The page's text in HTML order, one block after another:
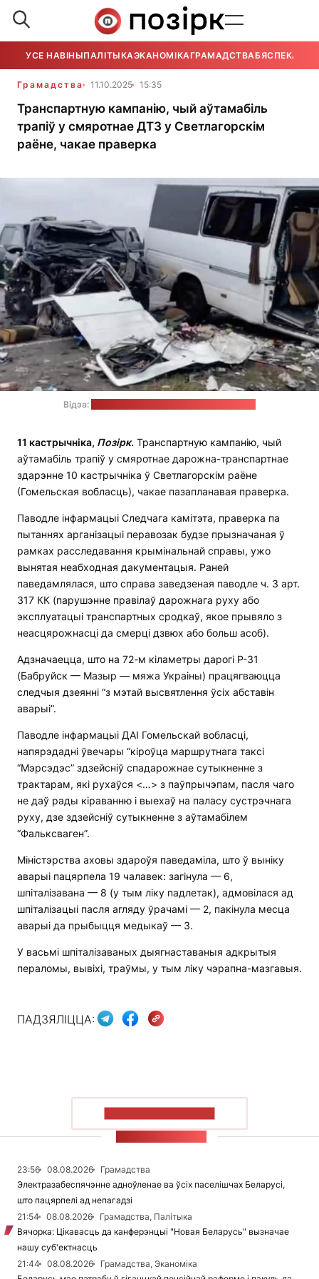
УСЕ НАВІНЫПАЛІТЫКАЭКАНОМІКАГРАМАДСТВАБЯСПЕКА
Грамадства 11.10.2025 15:35
Транспартную кампанію, чый аўтамабіль
трапіў у смяротнае ДТЗ у Светлагорскім
раёне, чакае праверка
Відэа:
11 кастрычніка, Позірк. Транспартную кампанію, чый
аўтамабіль трапіў у смяротнае дарожна-транспартнае
здарэнне 10 кастрычніка ў Светлагорскім раёне
(Гомельская вобласць), чакае пазапланавая праверка.
Паводле інфармацыі Следчага камітэта, праверка па
пытаннях арганізацыі перавозак будзе прызначаная ў
рамках расследавання крымінальнай справы, ужо
вынятая неабходная дакументацыя. Раней
паведамлялася, што справа заведзеная паводле ч. 3 арт.
317 КК (парушэнне правілаў дарожнага руху або
эксплуатацыі транспартных сродкаў, якое прывяло з
неасцярожнасці да смерці дзвюх або больш асоб).
Адзначаецца, што на 72-м кіламетры дарогі Р-31
(Бабруйск — Мазыр — мяжа Украіны) працягваюцца
следчыя дзеянні “з мэтай высвятлення ўсіх абставін
аварыі”.
Паводле інфармацыі ДАІ Гомельскай вобласці,
напярэдадні ўвечары “кіроўца маршрутнага таксі
“Мэрсэдэс” здзейсніў спадарожнае сутыкненне з
трактарам, які рухаўся <…> з паўпрычэпам, пасля чаго
не даў рады кіраванню і выехаў на паласу сустрэчнага
руху, дзе здзейсніў сутыкненне з аўтамабілем
“Фальксваген”.
Міністэрства аховы здароўя паведаміла, што ў выніку
аварыі пацярпела 19 чалавек: загінула — 6,
шпіталізавана — 8 (у тым ліку падлетак), адмовілася ад
шпіталізацыі пасля агляду ўрачамі — 2, пакінула месца
аварыі да прыбыцця медыкаў — 3.
У васьмі шпіталізаваных дыягнаставаныя адкрытыя
пераломы, вывіхі, траўмы, у тым ліку чэрапна-мазгавыя.
ПАДЗЯЛІЦЦА:
23:56 08.08.2026
Грамадства
Электразабеспячэнне адноўленае ва ўсіх паселішчах Беларусі,
што пацярпелі ад непагадзі
21:54
08.08.2026
Грамадства, Палітыка
Вячорка: Цікавасць да канферэнцыі "Новая Беларусь" вызначае
нашу суб'ектнасць
21:44
08.08.2026
Грамадства, Эканоміка